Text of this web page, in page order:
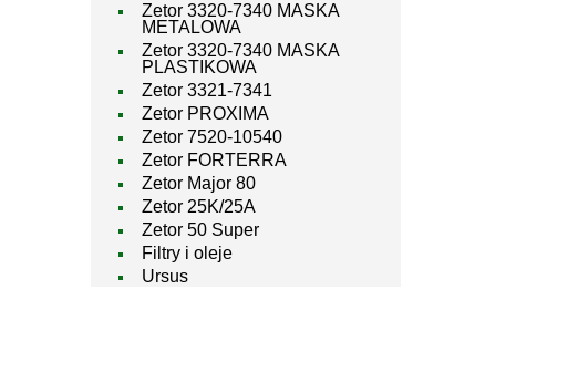
Zetor 3320-7340 MASKA
METALOWA
Zetor 3320-7340 MASKA
PLASTIKOWA
Zetor 3321-7341
Zetor PROXIMA
Zetor 7520-10540
Zetor FORTERRA
Zetor Major 80
Zetor 25K/25A
Zetor 50 Super
Filtry i oleje
Ursus